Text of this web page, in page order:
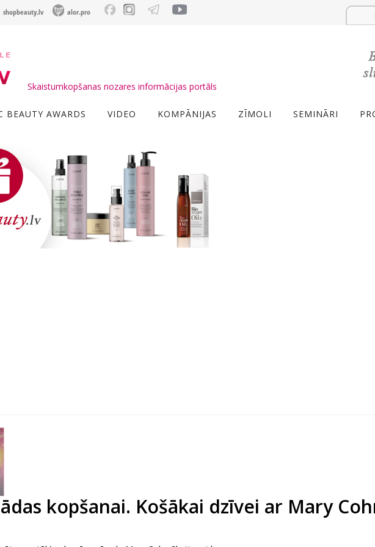
shopbeauty.lv alor.pro
Skaistumkopšanas nozares informācijas portāls
BEAUTY AWARDS VIDEO KOMPĀNIJAS ZĪMOLI SEMINĀRI
kopšanai. Košākai dzīvei ar Mary